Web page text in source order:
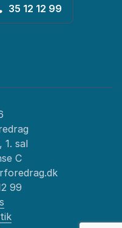
35 12 12 99
1. sal
C
99